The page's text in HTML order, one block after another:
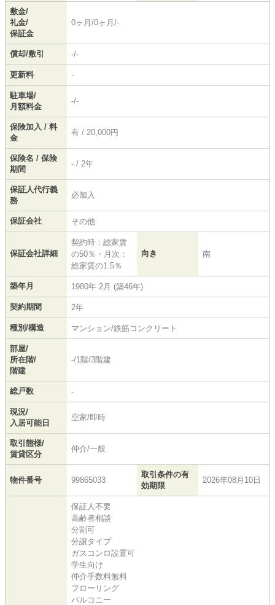
敷金/
礼金/
保証金
0ヶ月/0ヶ月/-
償却/敷引 -/-
更新料 -
駐車場/
月額料金
-/-
保険加入 / 料
金
有 / 20,000円
保険名 / 保険
期間
- / 2年
保証人代行義
務
必加入
保証会社 その他
保証会社詳細
契約時：総家賃
の50％・月次：
総家賃の1.5％
向き 南
築年月 1980年 2月 (築46年)
契約期間 2年
種別/構造 マンション/鉄筋コンクリート
部屋/
所在階/
階建
-/1階/3階建
総戸数 -
現況/
入居可能日
空家/即時
取引態様/
賃貸区分
仲介/一般
物件番号 99865033
取引条件の有
効期限
2026年08月10日
保証人不要
高齢者相談
分割可
分譲タイプ
ガスコンロ設置可
学生向け
仲介手数料無料
フローリング
バルコニー